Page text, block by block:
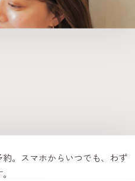
。スマホからいつでも、わず